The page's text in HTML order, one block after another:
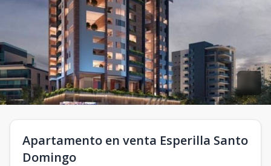
Apartamento en venta Esperilla Santo
Domingo